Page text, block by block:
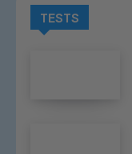
TESTS